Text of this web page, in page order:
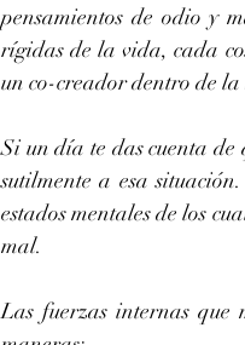
pensamientos de odio y
rígidas de la vida, cada
un co-creador dentro de
Si un día te das cuenta de
sutilmente a esa
estados mentales de los
mal.
Las fuerzas internas que